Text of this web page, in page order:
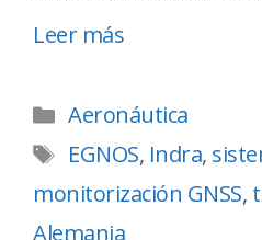
Leer más
Aeronáutica
EGNOS, Indra,
monitorización GNSS,
Alemania